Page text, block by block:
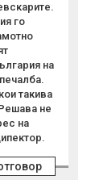
го
на
такива
не
на